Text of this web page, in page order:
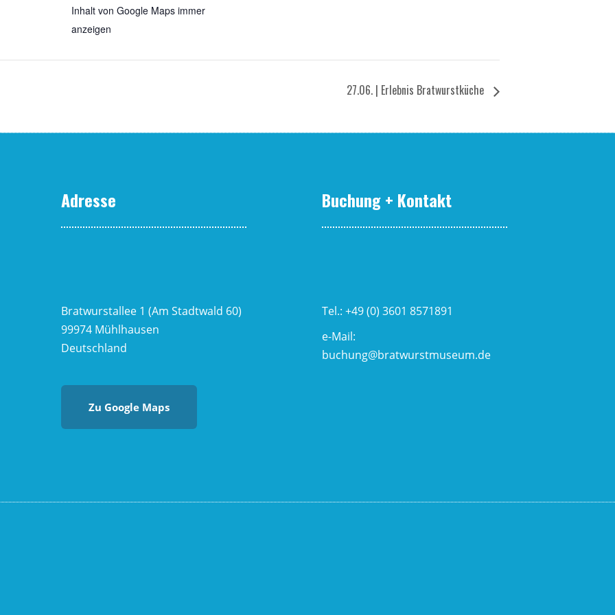
Inhalt von Google Maps immer
anzeigen
27.06. | Erleb­nis Bratwurstküche
Adresse
Bratwurstallee 1 (Am Stadtwald 60)
99974 Mühlhausen
Deutschland
Zu Google Maps
Buchung + Kontakt
Tel.: +49 (0) 3601 8571891
e-Mail:
buchung@bratwurstmuseum.de